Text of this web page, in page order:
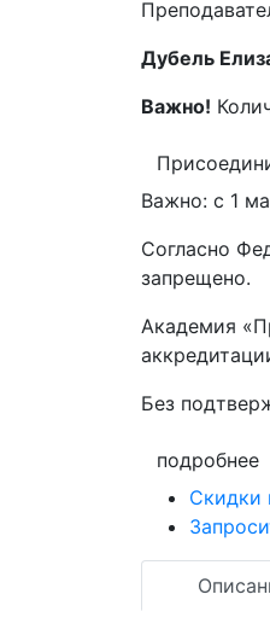
Дубель
Важно!
Важно: с 1
Согласно
запрещено.
Академия
Без
подробнее
Скидки